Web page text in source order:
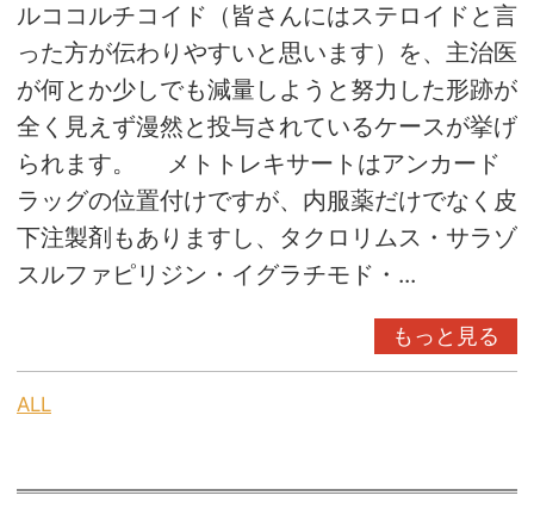
ルココルチコイド（皆さんにはステロイドと言
った方が伝わりやすいと思います）を、主治医
が何とか少しでも減量しようと努力した形跡が
全く見えず漫然と投与されているケースが挙げ
られます。 メトトレキサートはアンカード
ラッグの位置付けですが、内服薬だけでなく皮
下注製剤もありますし、タクロリムス・サラゾ
スルファピリジン・イグラチモド・...
もっと見る
ALL